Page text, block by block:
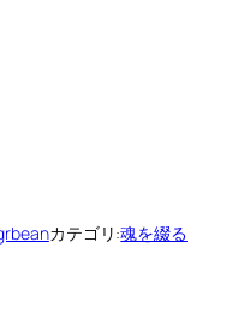
カテゴリ:魂を綴る